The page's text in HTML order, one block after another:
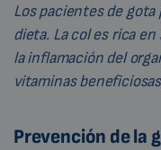
Los pacientes de
dieta. La col es rica
la inflamación del
vitaminas
Prevención de la